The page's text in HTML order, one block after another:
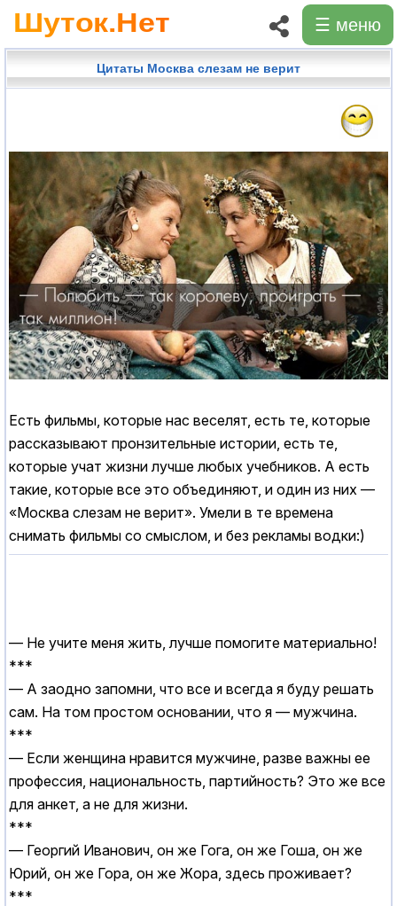
☰ меню
Цитаты Москва слезам не верит
Есть фильмы, которые нас веселят, есть те, которые
рассказывают пронзительные истории, есть те,
которые учат жизни лучше любых учебников. А есть
такие, которые все это объединяют, и один из них —
«Москва слезам не верит». Умели в те времена
снимать фильмы со смыслом, и без рекламы водки:)
— Не учите меня жить, лучше помогите материально!
***
— А заодно запомни, что все и всегда я буду решать
сам. На том простом основании, что я — мужчина.
***
— Если женщина нравится мужчине, разве важны ее
профессия, национальность, партийность? Это же все
для анкет, а не для жизни.
***
— Георгий Иванович, он же Гога, он же Гоша, он же
Юрий, он же Гора, он же Жора, здесь проживает?
***